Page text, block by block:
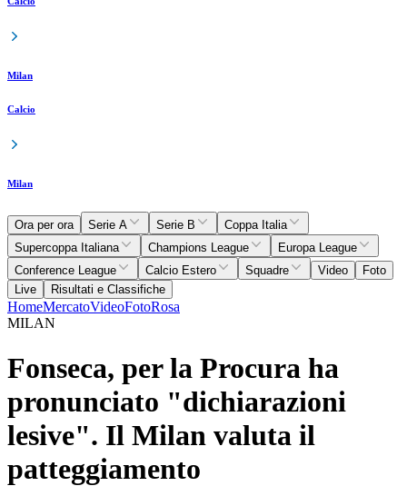
Milan
Calcio
Milan
Ora per ora Serie A Serie B
Coppa Italia
Supercoppa Italiana
Champions League
Europa League
Conference League
Calcio Estero Squadre Video
Foto
Live
Risultati e Classifiche
HomeMercatoVideoFotoRosa
MILAN
Fonseca, per la Procura ha
pronunciato "dichiarazioni
lesive". Il Milan valuta il
patteggiamento